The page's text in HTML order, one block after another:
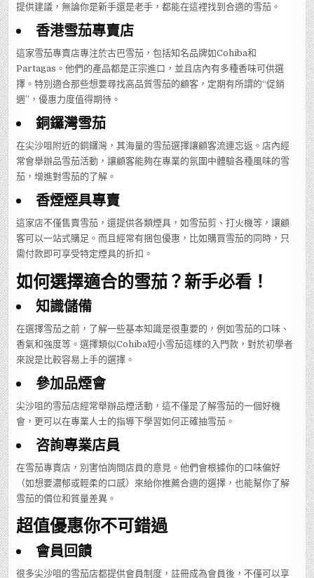
提供建議，無論你是新手還是老手，都能在這裡找到合適的雪茄。
香港雪茄專賣店
這家雪茄專賣店專注於古巴雪茄，包括知名品牌如Cohiba和
Partagas。他們的產品都是正宗進口，並且店內有多種香味可供選
擇。特別適合那些想要尋找高品質雪茄的顧客，定期有所謂的“促銷
週”，優惠力度值得期待。
銅鑼灣雪茄
在尖沙咀附近的銅鑼灣，其海量的雪茄選擇讓顧客流連忘返。店內經
常會舉辦品雪茄活動，讓顧客能夠在專業的氛圍中體驗各種風味的雪
茄，增進對雪茄的了解。
香煙煙具專賣
這家店不僅售賣雪茄，還提供各類煙具，如雪茄剪、打火機等，讓顧
客可以一站式購足。而且經常有捆包優惠，比如購買雪茄的同時，只
需付款即可享受特定煙具的折扣。
如何選擇適合的雪茄？新手必看！
知識儲備
在選擇雪茄之前，了解一些基本知識是很重要的，例如雪茄的口味、
香氣和強度等。選擇類似Cohiba短小雪茄這樣的入門款，對於初學者
來說是比較容易上手的選擇。
參加品煙會
尖沙咀的雪茄店經常舉辦品煙活動，這不僅是了解雪茄的一個好機
會，更可以在專業人士的指導下學習如何正確抽雪茄。
咨詢專業店員
在雪茄專賣店，別害怕詢問店員的意見。他們會根據你的口味偏好
（如想要濃郁或輕柔的口感）來給你推薦合適的選擇，也能幫你了解
雪茄的價位和質量差異。
超值優惠你不可錯過
會員回饋
很多尖沙咀的雪茄店都提供會員制度，註冊成為會員後，不僅可以享